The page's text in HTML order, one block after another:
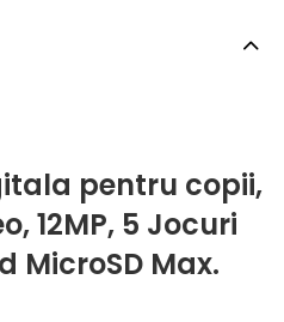
pentru copii,
12MP, 5 Jocuri
MicroSD Max.